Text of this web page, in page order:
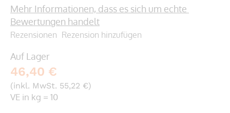
0
% of100
Mehr Informationen, dass es sich um echte
Bewertungen handelt
Rezensionen Rezension hinzufügen
Auf Lager
46,40 €
(inkl. MwSt. 55,22 €)
VE in kg = 10